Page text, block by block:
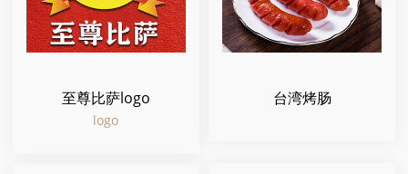
至尊比萨logo
logo
台湾烤肠